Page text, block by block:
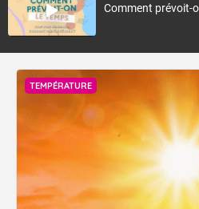
Comment prévoit-
TEMPÉRATURE